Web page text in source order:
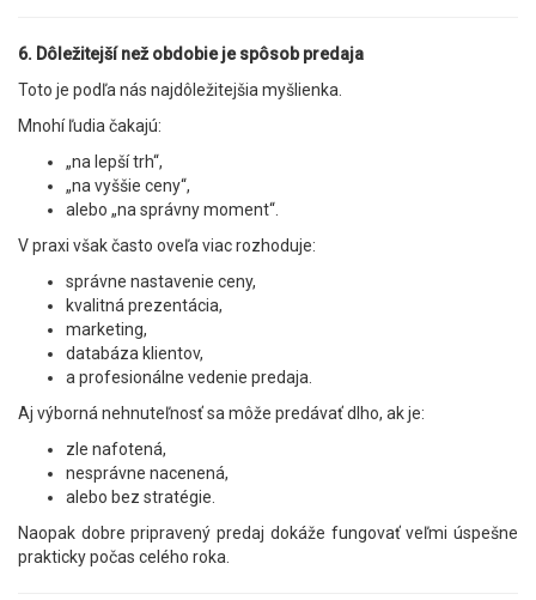
6. Dôležitejší než obdobie je spôsob predaja
Toto je podľa nás najdôležitejšia myšlienka.
Mnohí ľudia čakajú:
„na lepší trh“,
„na vyššie ceny“,
alebo „na správny moment“.
V praxi však často oveľa viac rozhoduje:
správne nastavenie ceny,
kvalitná prezentácia,
marketing,
databáza klientov,
a profesionálne vedenie predaja.
Aj výborná nehnuteľnosť sa môže predávať dlho, ak je:
zle nafotená,
nesprávne nacenená,
alebo bez stratégie.
Naopak dobre pripravený predaj dokáže fungovať veľmi úspešne
prakticky počas celého roka.